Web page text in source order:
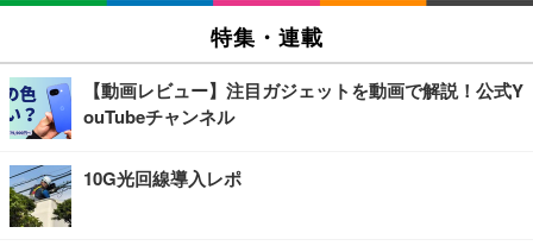
特集・連載
【動画レビュー】注目ガジェットを動画で解説！公式Y
ouTubeチャンネル
10G光回線導入レポ